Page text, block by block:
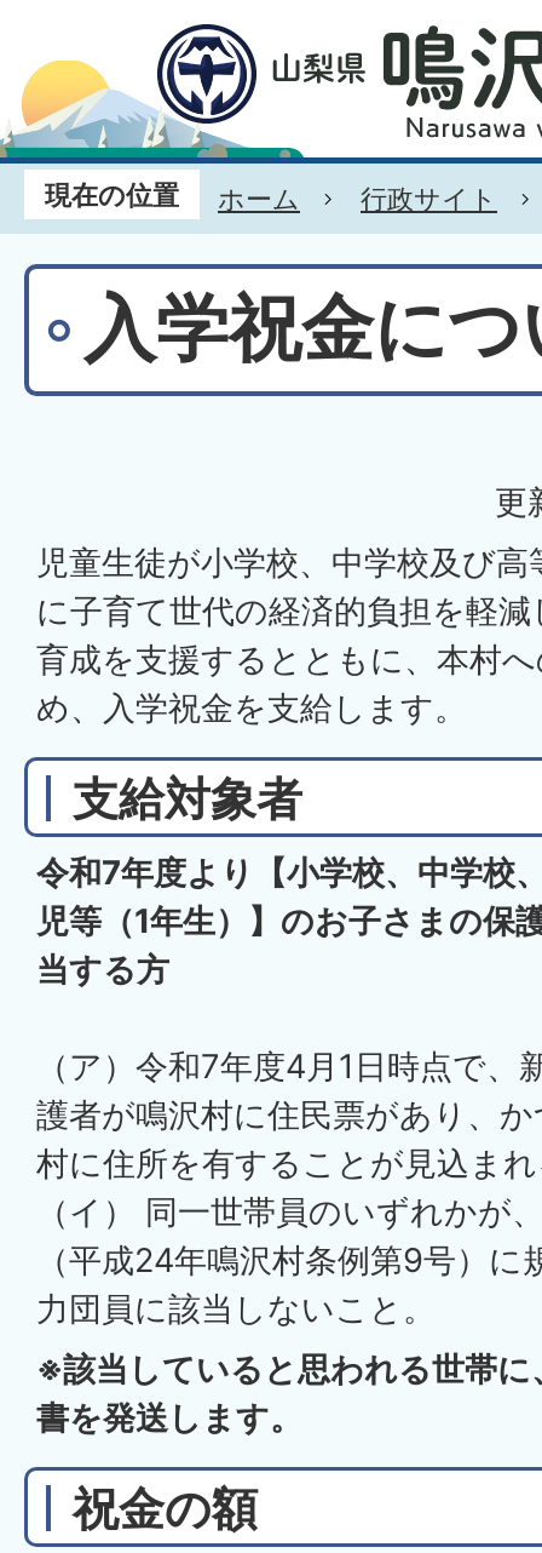
現在の位置 ホーム 行政サイト
入学祝金に
更
児童生徒が小学校、中学校及び
に子育て世代の経済的負担を軽
育成を支援するとともに、本村
め、入学祝金を支給します。
支給対象者
令和7年度より【小学校、中学校
児等（1年生）】のお子さまの保
当する方
（ア）令和7年度4月1日時点で
護者が鳴沢村に住民票があり、
村に住所を有することが見込ま
（イ） 同一世帯員のいずれかが
（平成24年鳴沢村条例第9号）
力団員に該当しないこと。
※該当していると思われる世帯に
書を発送します。
祝金の額